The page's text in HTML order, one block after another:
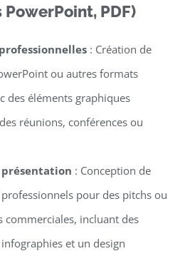
PDF)
: Création de
ou autres formats
des éléments graphiques
réunions, conférences ou
présentation : Conception de
pour des pitchs ou
commerciales, incluant des
et un design